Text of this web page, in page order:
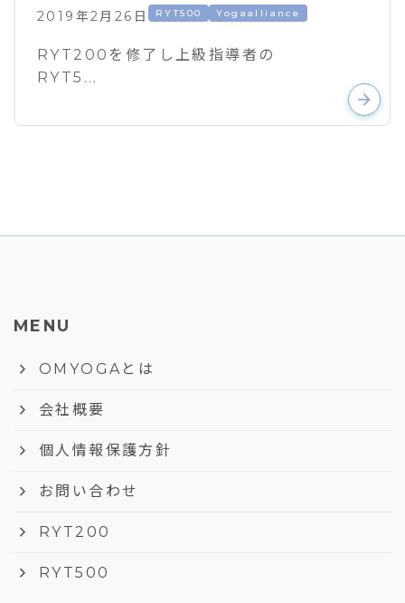
2019年2月26日 RYT500 Yogaalliance
RYT200を修了し上級指導者の
RYT5...
arrow_forward
MENU
keyboard_arrow_right OMYOGAとは
keyboard_arrow_right 会社概要
keyboard_arrow_right 個人情報保護方針
keyboard_arrow_right お問い合わせ
keyboard_arrow_right RYT200
keyboard_arrow_right RYT500